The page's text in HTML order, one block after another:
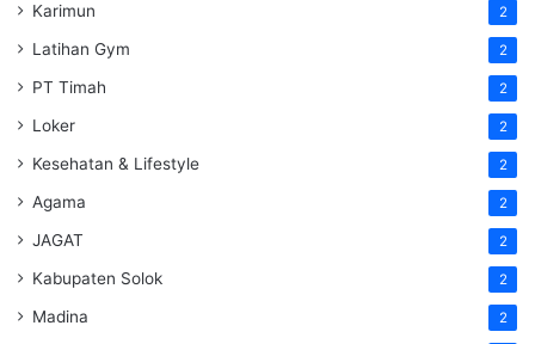
Karimun 2
Latihan Gym 2
PT Timah 2
Loker 2
Kesehatan & Lifestyle 2
Agama 2
JAGAT 2
Kabupaten Solok 2
Madina 2